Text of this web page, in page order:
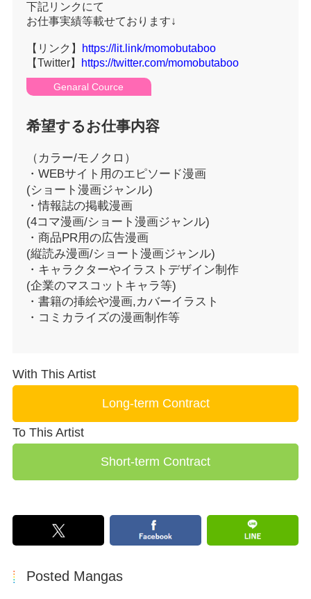
下記リンクにて
お仕事実績等載せております↓
【リンク】
https://lit.link/momobutaboo
【Twitter】
https://twitter.com/momobutaboo
Genaral Cource
希望するお仕事内容
（カラー/モノクロ）
・WEBサイト用のエピソード漫画
(ショート漫画ジャンル)
・情報誌の掲載漫画
(4コマ漫画/ショート漫画ジャンル)
・商品PR用の広告漫画
(縦読み漫画/ショート漫画ジャンル)
・キャラクターやイラストデザイン制作
(企業のマスコットキャラ等)
・書籍の挿絵や漫画,カバーイラスト
・コミカライズの漫画制作等
With This Artist
To This Artist
Posted Mangas